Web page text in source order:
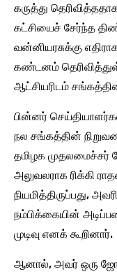
கருத்து
கட்சியைச் சேர்ந்த
வன்னியரசுக்கு
கண்டனம்
ஆட்சியரிடம்
பின்னர்
நல சங்கத்தின்
தமிழக முதலமைச்சர்
அலுவலராக ரிக்கி
நியமித்திருப்பது,
நம்பிக்கையின்
முடிவு எனக் கூறினார்.
ஆனால், அவர் ஒரு